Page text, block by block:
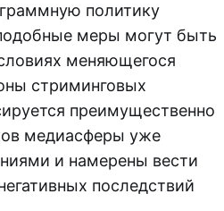
политику
меры могут быть
меняющегося
стриминговых
преимущественно
медиасферы уже
и намерены вести
последствий